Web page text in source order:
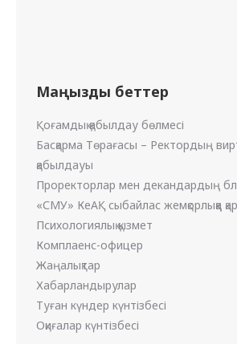
Маңызды беттер
Қоғамдық қабылдау бөлмесі
Басқарма Төрағасы – Ректордың
қабылдауы
Проректорлар мен декандардың
«СМУ» КеАҚ сыбайлас жемқорлыққа
Психологиялық қызмет
Комплаенс-офицер
Жаңалықтар
Хабарландырулар
Туған күндер күнтізбесі
Оқиғалар күнтізбесі